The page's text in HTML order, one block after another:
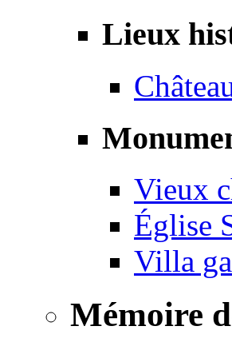
Lieux
Vieux
Église
Villa
Mémoire